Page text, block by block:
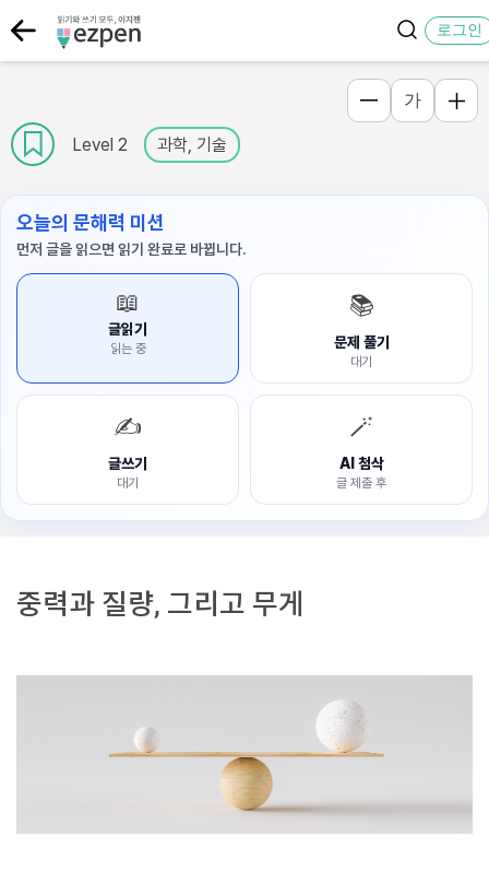
로그인
Level 2 과학, 기술
가
오늘의 문해력 미션
먼저 글을 읽으면 읽기 완료로 바뀝니다.
📖
글읽기
읽는 중
📚
문제 풀기
대기
✍️
글쓰기
대기
🪄
AI 첨삭
글 제출 후
중력과 질량, 그리고 무게